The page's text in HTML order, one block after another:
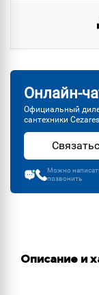
Онлайн-
Официальный
сантехники Cezares
Можно
позвонить
Описание и